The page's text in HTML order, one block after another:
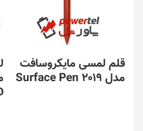
قلم لمسی مایکروسافت
مدل Surface Pen 2019